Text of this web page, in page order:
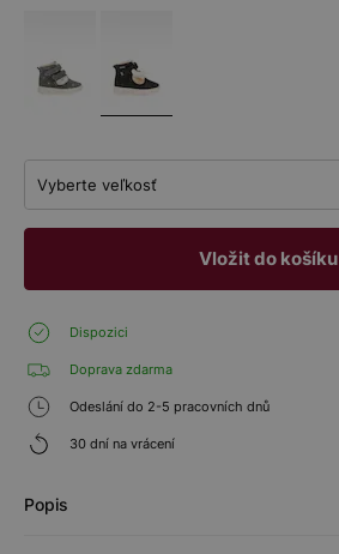
Vyberte veľkosť
Vložit do košíku
Dispozici
Doprava zdarma
Odeslání do 2-5 pracovních dnů
30 dní na vrácení
Popis